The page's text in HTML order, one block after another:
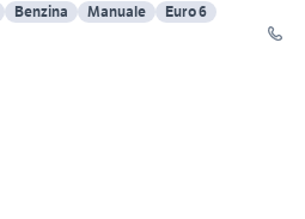
Benzina Manuale
Euro 6